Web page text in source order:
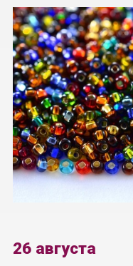
26 августа